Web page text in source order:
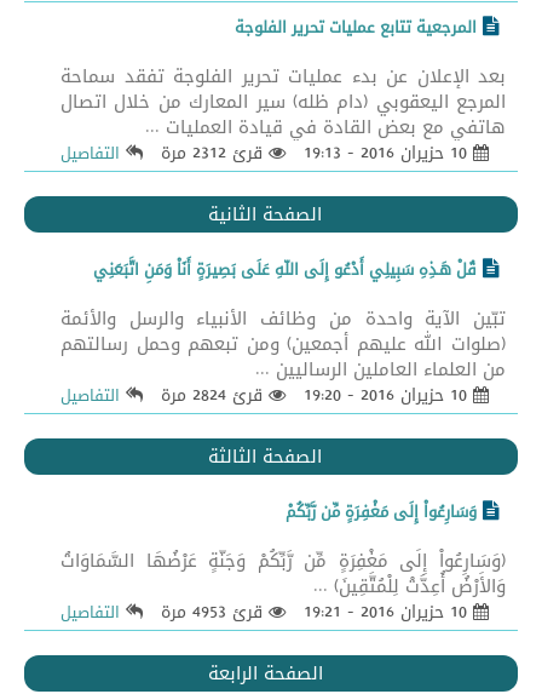
المرجعية تتابع عمليات تحرير الفلوجة
بعد الإعلان عن بدء عمليات تحرير الفلوجة تفقد سماحة
المرجع اليعقوبي (دام ظله) سير المعارك من خلال اتصال
هاتفي مع بعض القادة في قيادة العمليات ...
قرئ 2312 مرة التفاصيل
الصفحة الثانية
قُلْ هَـذِهِ سَبِيلِي أَدْعُو إِلَى اللّهِ عَلَى بَصِيرَةٍ أَنَاْ وَمَنِ اتَّبَعَنِي
تبّين الآية واحدة من وظائف الأنبياء والرسل والأئمة
(صلوات الله عليهم أجمعين) ومن تبعهم وحمل رسالتهم
من العلماء العاملين الرساليين ...
قرئ 2824 مرة التفاصيل
الصفحة الثالثة
وَسَارِعُواْ إِلَى مَغْفِرَةٍ مِّن رَّبِّكُمْ
(وَسَارِعُواْ إِلَى مَغْفِرَةٍ مِّن رَّبِّكُمْ وَجَنَّةٍ عَرْضُهَا السَّمَاوَاتُ
وَالأَرْضُ أُعِدَّتْ لِلْمُتَّقِينَ) ...
قرئ 4953 مرة التفاصيل
الصفحة الرابعة